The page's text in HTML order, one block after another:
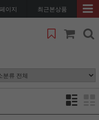
이지 최근본상품